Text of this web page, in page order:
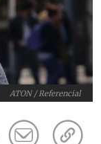
ATON / Referencial